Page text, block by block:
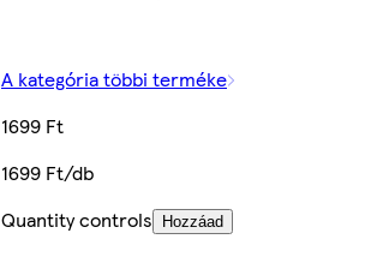
A kategória többi terméke
1699 Ft
1699 Ft/db
Quantity controls
Hozzáad